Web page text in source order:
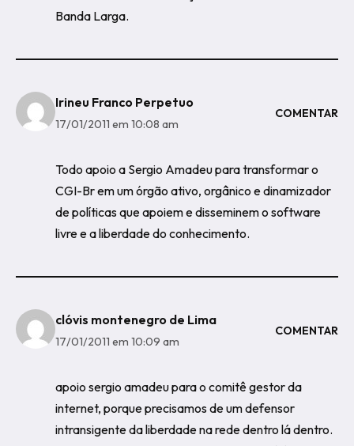
Banda Larga.
Irineu Franco Perpetuo
17/01/2011 em 10:08 am
COMENTAR
Todo apoio a Sergio Amadeu para transformar o
CGI-Br em um órgão ativo, orgânico e dinamizador
de políticas que apoiem e disseminem o software
livre e a liberdade do conhecimento.
clóvis montenegro de Lima
17/01/2011 em 10:09 am
COMENTAR
apoio sergio amadeu para o comitê gestor da
internet, porque precisamos de um defensor
intransigente da liberdade na rede dentro lá dentro.